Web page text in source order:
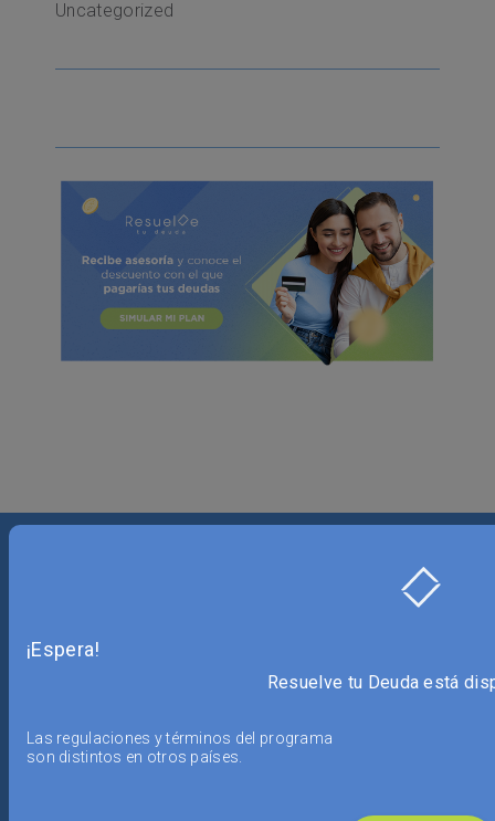
Uncategorized
Mi Espacio Resuelve
¡Espera!
Resuelve tu Deuda está
Las regulaciones y términos del programa
son distintos en otros países.